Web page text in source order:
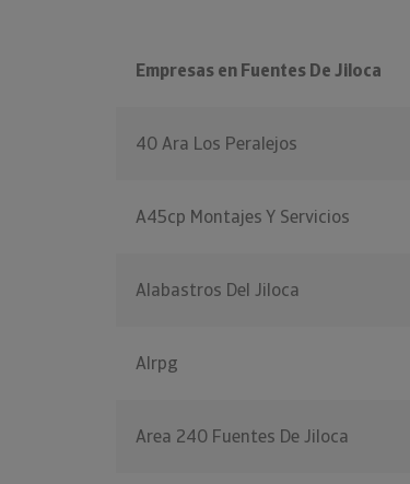
Empresas en Fuentes De Jiloca
40 Ara Los Peralejos
A45cp Montajes Y Servicios
Alabastros Del Jiloca
Alrpg
Area 240 Fuentes De Jiloca